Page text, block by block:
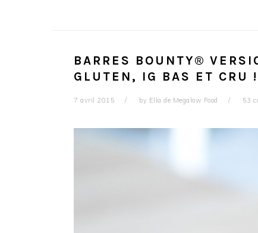
BARRES BOUNTY®
GLUTEN, IG BAS ET CRU !
7 avril 2015 by Ella de Megalow Food 53